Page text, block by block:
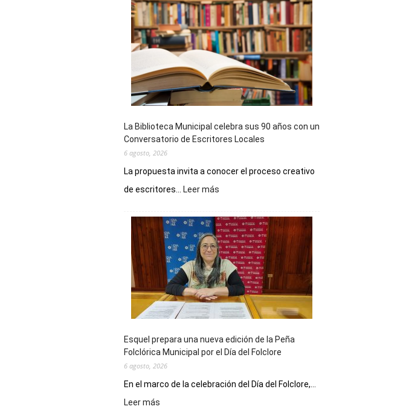
La Biblioteca Municipal celebra sus 90 años con un
Conversatorio de Escritores Locales
6 agosto, 2026
La propuesta invita a conocer el proceso creativo
de escritores...
Leer más
Municipal
celebra
sus
90
años
con
un
Conversatorio
Escritores
Locales
Esquel prepara una nueva edición de la Peña
Folclórica Municipal por el Día del Folclore
6 agosto, 2026
En el marco de la celebración del Día del Folclore,...
Leer más